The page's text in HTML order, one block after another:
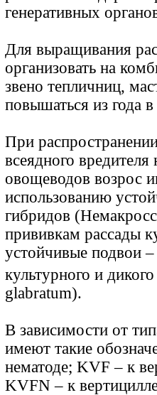
генеративных
Для выращивания
организовать на
звено тепличниц,
повышаться из года в
При
всеядного
овощеводов возрос
использованию
гибридов
прививкам рассады
устойчивые подвои
культурного и
glabratum).
В зависимости от
имеют такие
нематоде; KVF – к
KVFN – к